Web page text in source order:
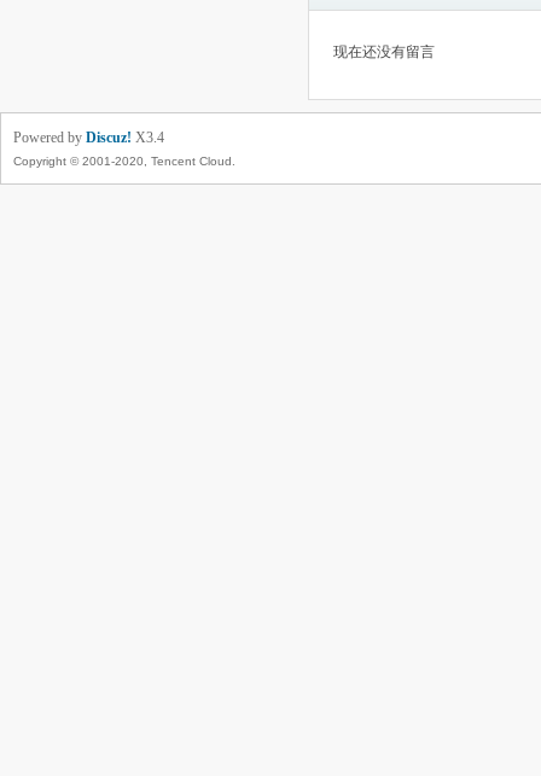
现在还没有留言
Powered by Discuz! X3.4
Copyright © 2001-2020, Tencent Cloud.